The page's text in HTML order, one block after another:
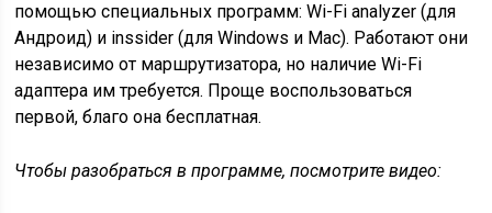
помощью специальных программ: Wi-Fi analyzer (для
Андроид) и inssider (для Windows и Mac). Работают они
независимо от маршрутизатора, но наличие Wi-Fi
адаптера им требуется. Проще воспользоваться
первой, благо она бесплатная.
Чтобы разобраться в программе, посмотрите видео: